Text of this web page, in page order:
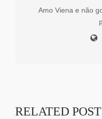
Amo Viena e não
RELATED